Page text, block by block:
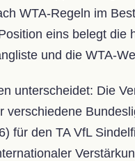
WTA-Regeln im
eins belegt
und die WTA-
unterscheidet: Die
für den TA VfL